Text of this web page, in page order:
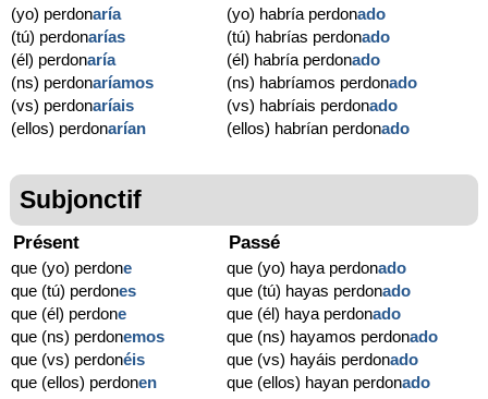
(yo) perdonaría
(tú) perdonarías
(él) perdonaría
(ns) perdonaríamos
(vs) perdonaríais
(ellos) perdonarían
(yo) habría perdonado
(tú) habrías perdonado
(él) habría perdonado
(ns) habríamos perdonado
(vs) habríais perdonado
(ellos) habrían perdonado
Subjonctif
Présent
que (yo) perdone
que (tú) perdones
que (él) perdone
que (ns) perdonemos
que (vs) perdonéis
que (ellos) perdonen
Passé
que (yo) haya perdonado
que (tú) hayas perdonado
que (él) haya perdonado
que (ns) hayamos perdonado
que (vs) hayáis perdonado
que (ellos) hayan perdonado